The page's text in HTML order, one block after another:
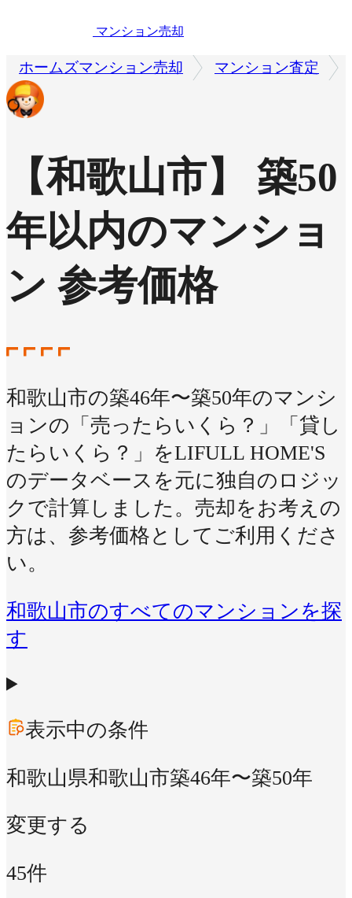
マンション売却
ホームズマンション売却 マンション査定
【和歌山市】 築50
年以内のマンショ
ン 参考価格
和歌山市の築46年〜築50年のマンシ
ョンの「売ったらいくら？」「貸し
たらいくら？」をLIFULL HOME'S
のデータベースを元に独自のロジッ
クで計算しました。売却をお考えの
方は、参考価格としてご利用くださ
い。
和歌山市のすべてのマンションを探
す
表示中の条件
和歌山県和歌山市築46年〜築50年
変更する
45件